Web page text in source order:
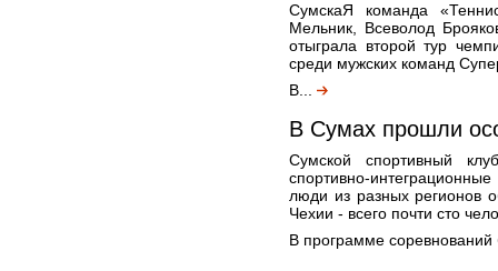
СумскаЯ команда
Мельник, Всеволод
отыграла второй тур
среди мужских команд
В...
В Сумах прошли
Сумской спортивный
спортивно-
люди из разных регионов
Чехии - всего почти сто
В программе